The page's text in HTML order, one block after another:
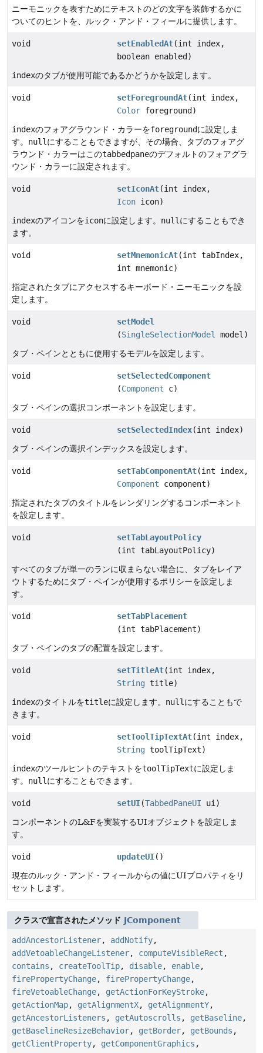
ニーモニックを表すためにテキストのどの文字を装飾するかに
ついてのヒントを、ルック・アンド・フィールに提供します。
void setEnabledAt(int index,
boolean enabled)
indexのタブが使用可能であるかどうかを設定します。
void setForegroundAt(int index,
Color foreground)
indexのフォアグラウンド・カラーをforegroundに設定しま
す。 null にすることもできますが、その場合、タブのフォアグ
ラウンド・カラーはこのtabbedpaneのデフォルトのフォアグラ
ウンド・カラーに設定されます。
void setIconAt(int index,
Icon icon)
indexのアイコンをiconに設定します。 null にすることもでき
ます。
void setMnemonicAt(int tabIndex,
int mnemonic)
指定されたタブにアクセスするキーボード・ニーモニックを設
定します。
void
setModel
(SingleSelectionModel
model)
タブ・ペインとともに使用するモデルを設定します。
void
setSelectedComponent
(Component c)
タブ・ペインの選択コンポーネントを設定します。
void setSelectedIndex(int index)
タブ・ペインの選択インデックスを設定します。
void setTabComponentAt(int index,
Component component)
指定されたタブのタイトルをレンダリングするコンポーネント
を設定します。
void
setTabLayoutPolicy
(int tabLayoutPolicy)
すべてのタブが単一のランに収まらない場合に、タブをレイア
ウトするためにタブ・ペインが使用するポリシーを設定しま
す。
void
setTabPlacement
(int tabPlacement)
タブ・ペインのタブの配置を設定します。
void setTitleAt(int index,
String title)
indexのタイトルをtitleに設定します。 null にすることもで
きます。
void setToolTipTextAt(int index,
String toolTipText)
indexのツールヒントのテキストをtoolTipTextに設定しま
す。 null にすることもできます。
void setUI(TabbedPaneUI ui)
コンポーネントのL&Fを実装するUIオブジェクトを設定しま
す。
void updateUI()
現在のルック・アンド・フィールからの値にUIプロパティをリ
セットします。
クラスで宣言されたメソッド JComponent
addAncestorListener, addNotify,
addVetoableChangeListener, computeVisibleRect ,
contains , createToolTip, disable, enable,
firePropertyChange, firePropertyChange,
fireVetoableChange, getActionForKeyStroke,
getActionMap, getAlignmentX, getAlignmentY,
getAncestorListeners , getAutoscrolls , getBaseline,
getBaselineResizeBehavior, getBorder, getBounds ,
getClientProperty, getComponentGraphics ,